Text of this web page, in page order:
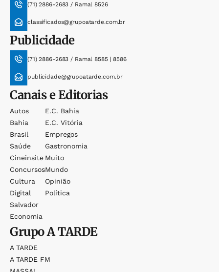
(71) 2886-2683 / Ramal 8526
classificados@grupoatarde.com.br
Publicidade
(71) 2886-2683 / Ramal 8585 | 8586
publicidade@grupoatarde.com.br
Canais e Editorias
Autos
Bahia
Brasil
Saúde
Cineinsite
Concursos
Cultura
Digital
Salvador
Economia
E.c. Bahia
E.c. Vitória
Empregos
Gastronomia
Muito
Mundo
Opinião
Política
GrupoA TARDE
A TARDE
A TARDE FM